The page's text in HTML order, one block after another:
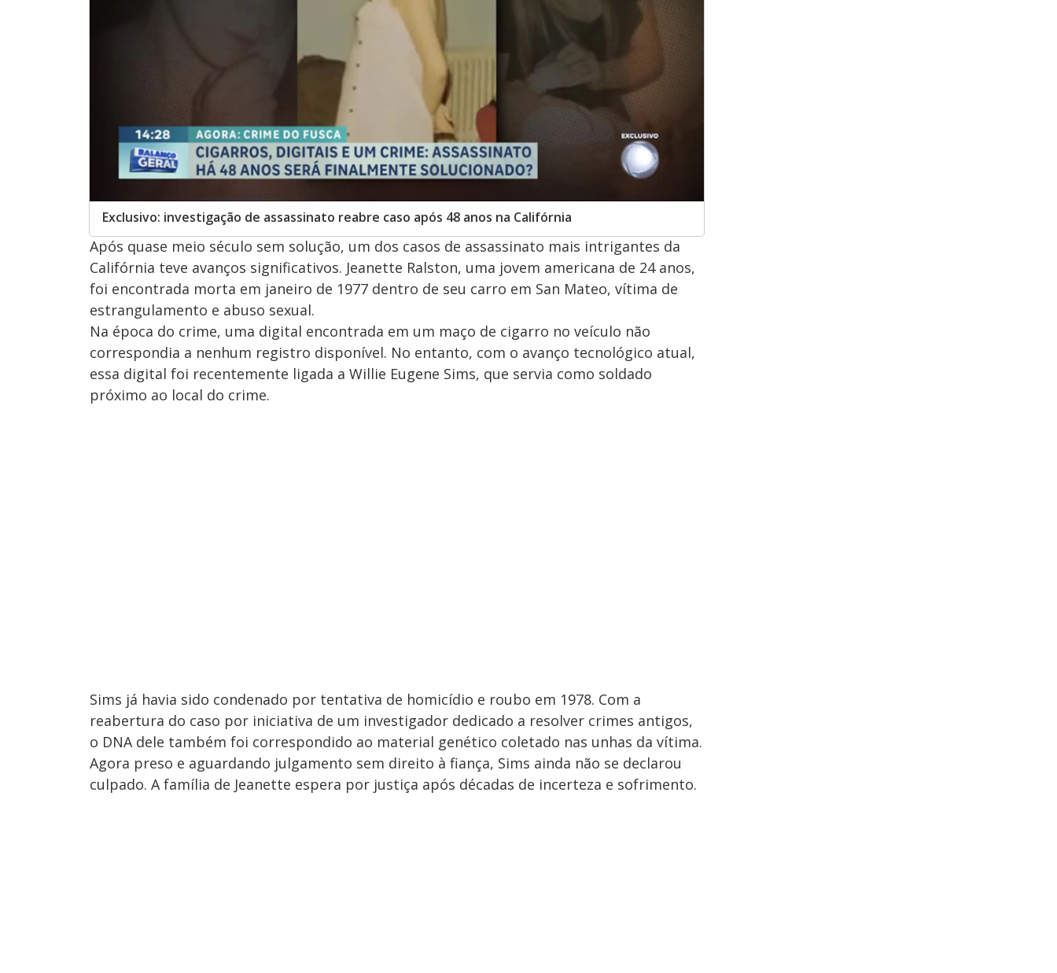
Exclusivo: investigação de assassinato reabre caso após 48 anos na Califórnia
Após quase meio século sem solução, um dos casos de assassinato mais intrigantes da
Califórnia teve avanços significativos. Jeanette Ralston, uma jovem americana de 24 anos,
foi encontrada morta em janeiro de 1977 dentro de seu carro em San Mateo, vítima de
estrangulamento e abuso sexual.
Na época do crime, uma digital encontrada em um maço de cigarro no veículo não
correspondia a nenhum registro disponível. No entanto, com o avanço tecnológico atual,
essa digital foi recentemente ligada a Willie Eugene Sims, que servia como soldado
próximo ao local do crime.
Sims já havia sido condenado por tentativa de homicídio e roubo em 1978. Com a
reabertura do caso por iniciativa de um investigador dedicado a resolver crimes antigos,
o DNA dele também foi correspondido ao material genético coletado nas unhas da vítima.
Agora preso e aguardando julgamento sem direito à fiança, Sims ainda não se declarou
culpado. A família de Jeanette espera por justiça após décadas de incerteza e sofrimento.